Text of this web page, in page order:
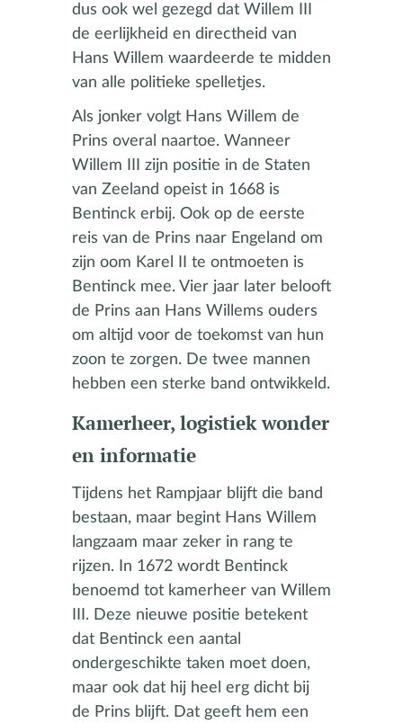
dus ook wel gezegd dat Willem III
de eerlijkheid en directheid van
Hans Willem waardeerde te midden
van alle politieke spelletjes.
Als jonker volgt Hans Willem de
Prins overal naartoe. Wanneer
Willem III zijn positie in de Staten
van Zeeland opeist in 1668 is
Bentinck erbij. Ook op de eerste
reis van de Prins naar Engeland om
zijn oom Karel II te ontmoeten is
Bentinck mee. Vier jaar later belooft
de Prins aan Hans Willems ouders
om altijd voor de toekomst van hun
zoon te zorgen. De twee mannen
hebben een sterke band ontwikkeld.
Kamerheer, logistiek wonder
en informatie
Tijdens het Rampjaar blijft die band
bestaan, maar begint Hans Willem
langzaam maar zeker in rang te
rijzen. In 1672 wordt Bentinck
benoemd tot kamerheer van Willem
III. Deze nieuwe positie betekent
dat Bentinck een aantal
ondergeschikte taken moet doen,
maar ook dat hij heel erg dicht bij
de Prins blijft. Dat geeft hem een